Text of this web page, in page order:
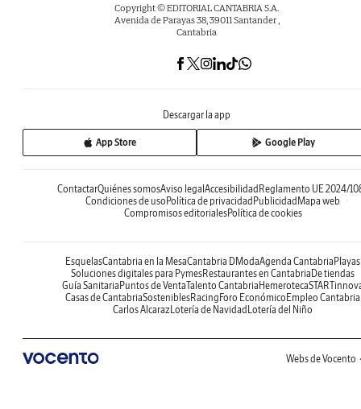
Copyright © EDITORIAL CANTABRIA S.A.
Avenida de Parayas 38, 39011 Santander ,
Cantabria
Descargar la app
App Store Google Play
ContactarQuiénes somosAviso legalAccesibilidadReglamento UE 2024/
Condiciones de usoPolítica de privacidadPublicidadMapa web
Compromisos editorialesPolítica de cookies
EsquelasCantabria en la MesaCantabria DModaAgenda CantabriaPlayas
Soluciones digitales para PymesRestaurantes en CantabriaDe tiendas
Guía SanitariaPuntos de VentaTalento CantabriaHemeroteca
Casas de CantabriaSosteniblesRacingForo EconómicoEmpleo Cantabria
Carlos AlcarazLotería de NavidadLotería del Niño
Webs de Vocento